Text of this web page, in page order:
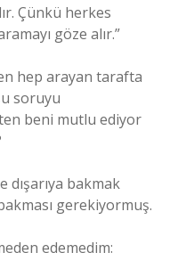
Çünkü herkes
göze alır.”
hep arayan tarafta
soruyu
beni mutlu ediyor
dışarıya bakmak
gerekiyormuş.
edemedim: